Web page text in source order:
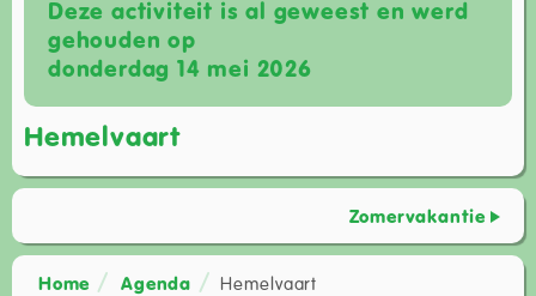
Deze activiteit is al geweest en werd
gehouden op
donderdag 14 mei 2026
Hemelvaart
Zomervakantie
Home Agenda Hemelvaart